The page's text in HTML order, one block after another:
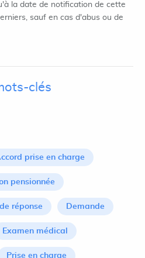
la date de notification de cette
sauf en cas d'abus ou de
clés
prise en charge
pensionnée
réponse Demande
Examen médical
Prise en charge